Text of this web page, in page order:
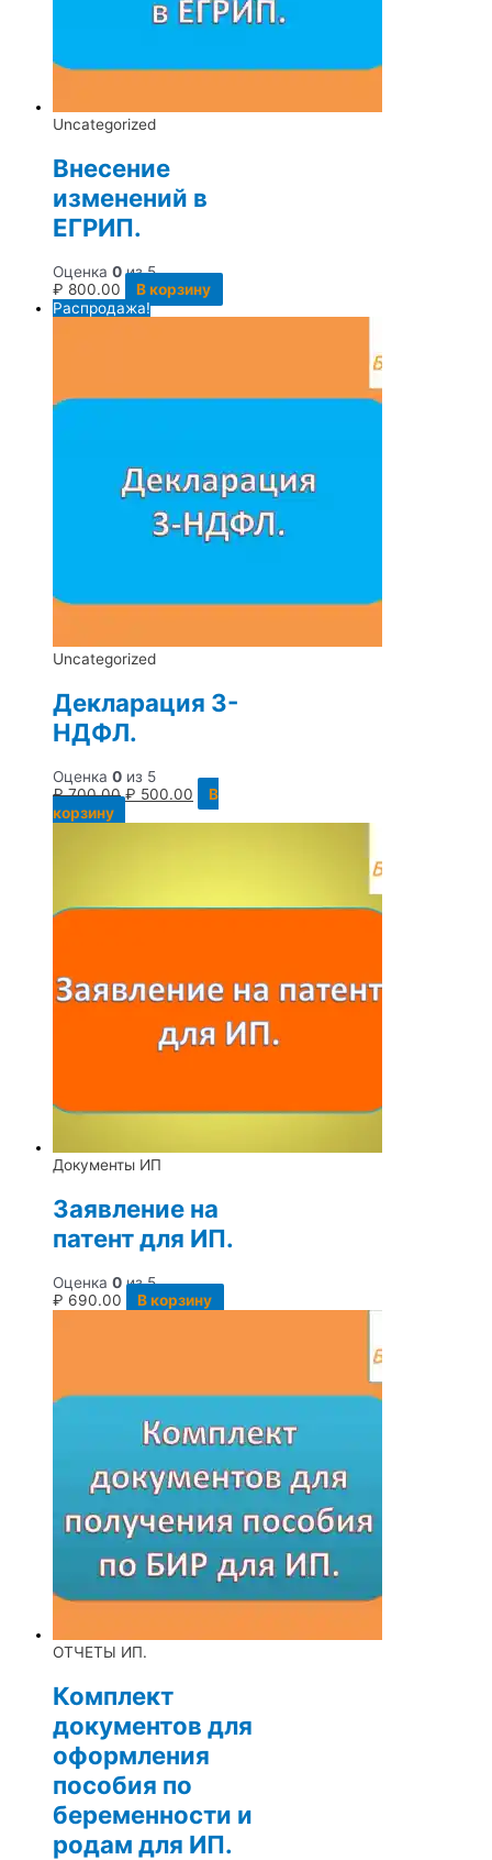
Uncategorized
Внесение
изменений в
ЕГРИП.
Оценка 0из 5
₽ 800.00
В корзину
Распродажа!
Uncategorized
Декларация 3-
НДФЛ.
Оценка 0 из 5
₽700.00 ₽ 500.00
В
корзину
Документы ИП
Заявление на
патент для ИП.
Оценка 0 из 5
₽ 690.00 В корзину
ОТЧЕТЫ ИП.
Комплект
документов для
оформления
пособия по
беременности и
родам для ИП.